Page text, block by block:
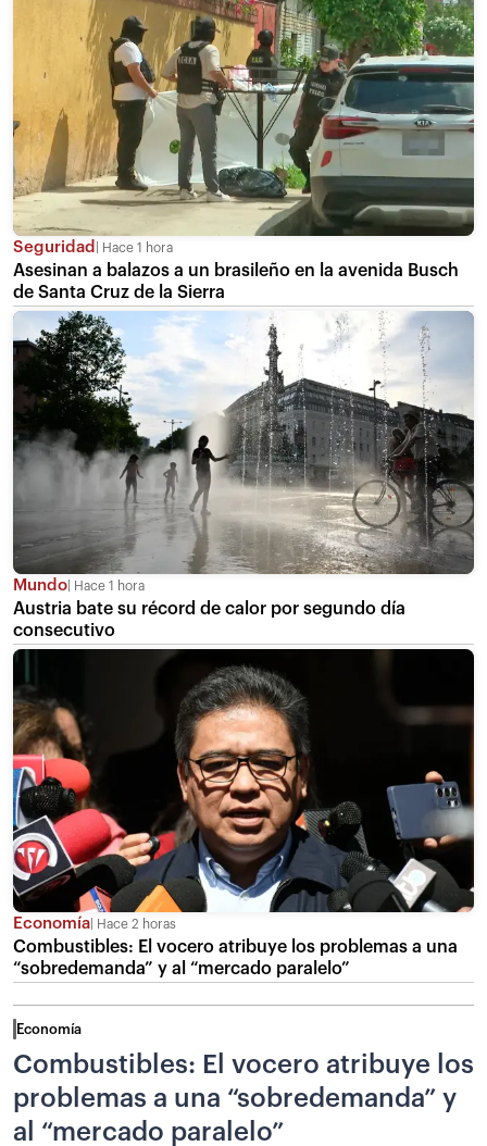
Seguridad Hace 1 hora
Asesinan a balazos a un brasileño en la avenida Busch
de Santa Cruz de la Sierra
Mundo Hace 1 hora
Austria bate su récord de calor por segundo día
consecutivo
Economía Hace 2 horas
Combustibles: El vocero atribuye los problemas a una
“sobredemanda” y al “mercado paralelo”
Economía
Combustibles: El vocero atribuye los
problemas a una “sobredemanda” y
al “mercado paralelo”